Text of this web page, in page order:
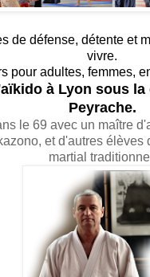
de défense, détente et
vivre.
pour adultes, femmes,
à Lyon sous
Peyrache.
le 69 avec un maître
et d'autres élèves
martial